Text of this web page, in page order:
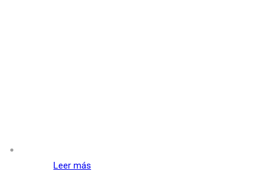
Leer más